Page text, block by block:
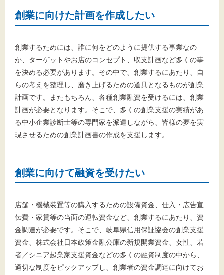
創業に向けた計画を作成したい
創業するためには、誰に何をどのように提供する事業なの
か、ターゲットやお店のコンセプト、収支計画など多くの事
を決める必要があります。その中で、創業するにあたり、自
らの考えを整理し、磨き上げるための道具となるものが創業
計画です。またもちろん、各種創業融資を受けるには、創業
計画が必要となります。そこで、多くの創業支援の実績があ
る中小企業診断士等の専門家を派遣しながら、皆様の夢を実
現させるための創業計画書の作成を支援します。
創業に向けて融資を受けたい
店舗・機械装置等の購入するための設備資金、仕入・広告宣
伝費・家賃等の当面の運転資金など、創業するにあたり、資
金調達が必要です。そこで、岐阜県信用保証協会の創業支援
資金、株式会社日本政策金融公庫の新規開業資金、女性、若
者／シニア起業家支援資金などの多くの融資制度の中から、
適切な制度をピックアップし、創業者の資金調達に向けてお